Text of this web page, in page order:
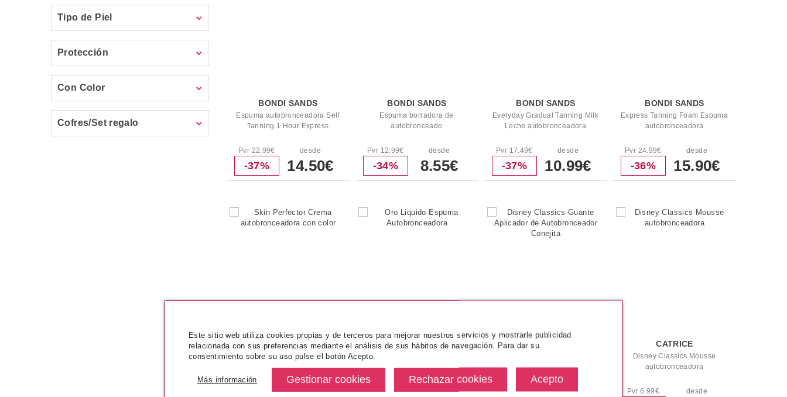
Tipo de Piel
Protección
Con Color
Cofres/Set regalo
BONDI SANDS
Espuma autobronceadora Self
Tanning 1 Hour Express
Pvr 22.99€
-37%
desde
14.50€
BONDI SANDS
Espuma borradora de
autobronceado
Pvr 12.99€
-34%
desde
8.55€
BONDI SANDS
Everyday Gradual Tanning Milk
Leche autobronceadora
Pvr 17.49€
-37%
desde
10.99€
BONDI SANDS
Express Tanning Foam Espuma
autobronceadora
Pvr 24.99€
-36%
desde
15.90€
BONDI SANDS
Skin Perfector Crema
autobronceadora con color
Pvr 20.30€ desde
BONDI SANDS
Autobronceadora
Pvr 25.00€ desde
CATRICE
Aplicador de Autobronceador
Conejita
Pvr 4.99€
desde
CATRICE
Disney Classics Mousse
autobronceadora
Pvr 6.99€ desde
Este sitio web utiliza cookies propias y de terceros para mejorar nuestros servicios y mostrarle publicidad
relacionada con sus preferencias mediante el análisis de sus hábitos de navegación. Para dar su
consentimiento sobre su uso pulse el botón Acepto.
Más información